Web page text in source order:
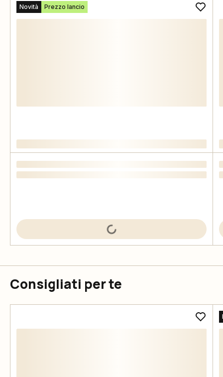
Novità Prezzo lancio
Consigliati per te